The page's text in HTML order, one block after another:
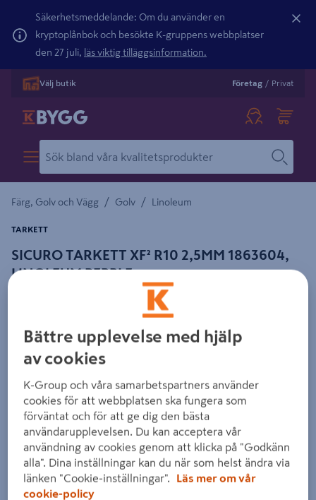
Säkerhetsmeddelande: Om du använder en
kryptoplånbok och besökte K-gruppens webbplatser
den 27 juli, läs viktig tilläggsinformation.
Välj butik Företag / Privat
Färg, Golv och Vägg / Golv / Linoleum
SICURO TARKETT XF² R10 2,5MM 1863604,
LINOLEUM PEBBLE
TARKETT
Detaljerad beskrivning finns i produktbeskrivningsområdet
Föregående
Bättre upplevelse med hjälp
av cookies
K-Group och våra samarbetspartners använder
cookies för att webbplatsen ska fungera som
förväntat och för att ge dig den bästa
användarupplevelsen. Du kan acceptera vår
användning av cookies genom att klicka på "Godkänn
alla". Dina inställningar kan du när som helst ändra via
länken "Cookie-inställningar".
Läs mer om vår
cookie-policy